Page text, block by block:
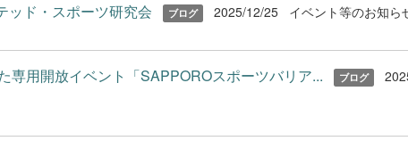
ッド・スポーツ研究会 ブログ 2025/12/25 イベント等のお知ら
専用開放イベント「SAPPOROスポーツバリア... ブログ